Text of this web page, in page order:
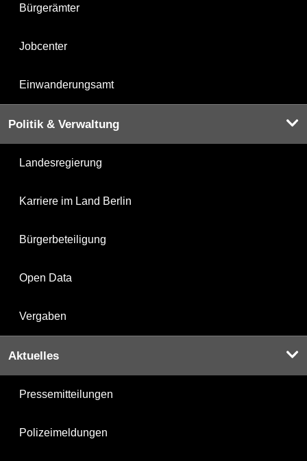
Bürgerämter
Jobcenter
Einwanderungsamt
Politik & Verwaltung
Landesregierung
Karriere im Land Berlin
Bürgerbeteiligung
Open Data
Vergaben
Aktuelles
Pressemitteilungen
Polizeimeldungen